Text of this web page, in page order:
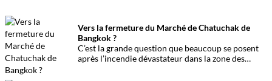
Vers la fermeture du Marché de Chatuchak de
Bangkok ?
C’est la grande question que beaucoup se posent
après l’incendie dévastateur dans la zone des